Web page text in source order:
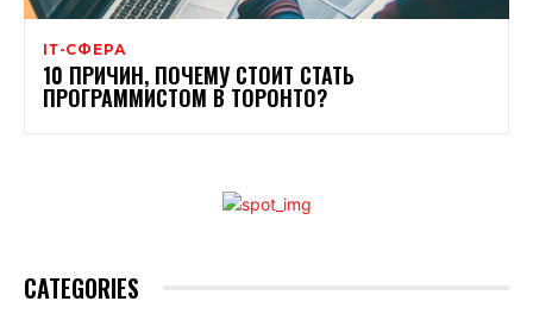
ІТ-СФЕРА
10 ПРИЧИН, ПОЧЕМУ СТОИТ СТАТЬ
ПРОГРАММИСТОМ В ТОРОНТО?
CATEGORIES